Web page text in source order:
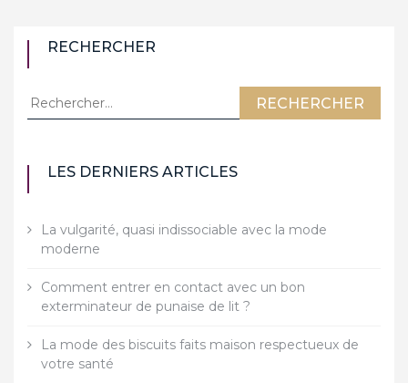
RECHERCHER
Rechercher :
LES DERNIERS ARTICLES
La vulgarité, quasi indissociable avec la mode
moderne
Comment entrer en contact avec un bon
exterminateur de punaise de lit ?
La mode des biscuits faits maison respectueux de
votre santé